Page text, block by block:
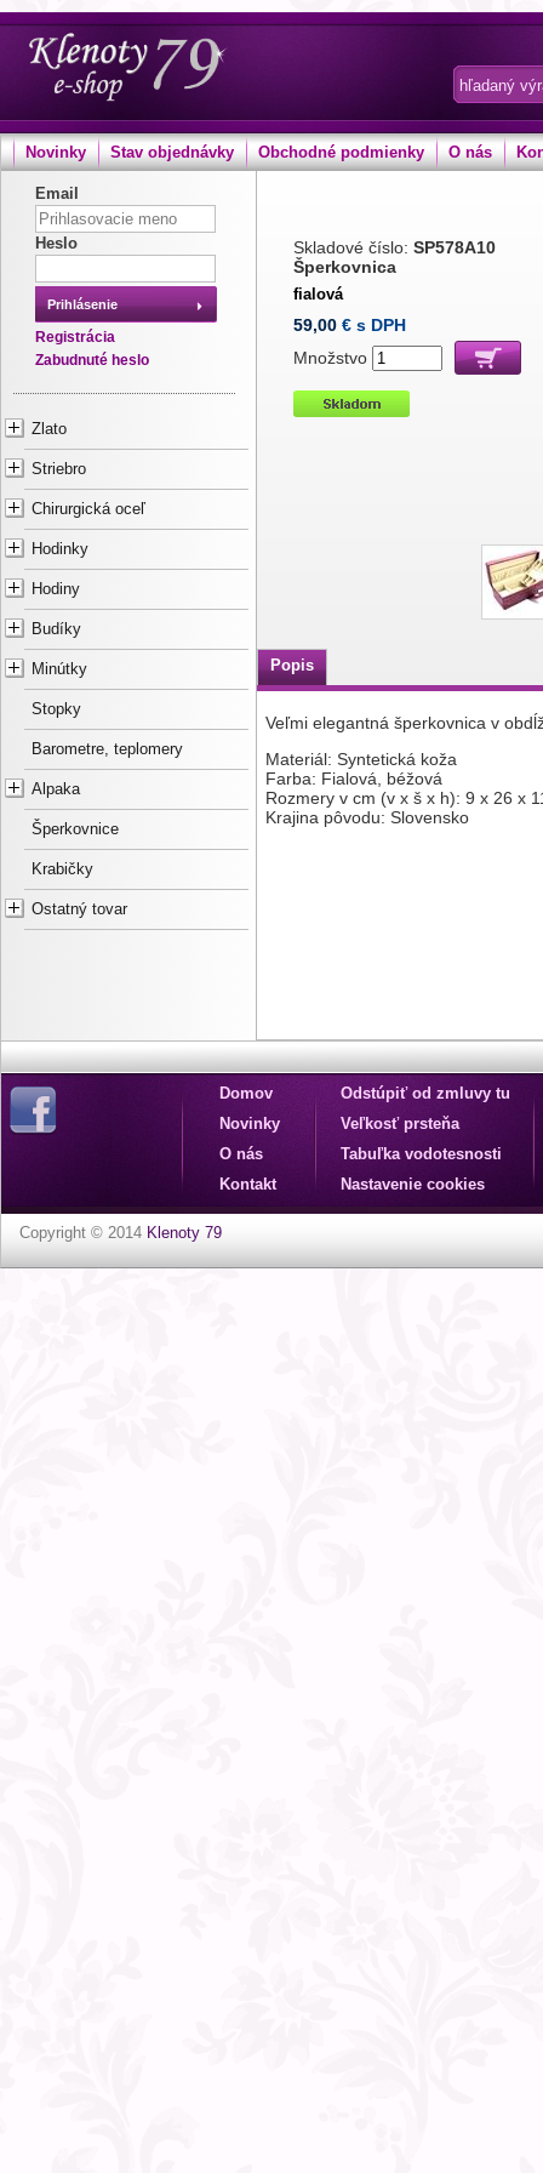
Novinky Stav objednávky Obchodné podmienky O nás
Email
Heslo
Prihlásenie
Registrácia
Zabudnuté heslo
Zlato
Striebro
Chirurgická oceľ
Hodinky
Hodiny
Budíky
Minútky
Stopky
Barometre, teplomery
Alpaka
Šperkovnice
Krabičky
Ostatný tovar
Skladové číslo: SP578A10
Šperkovnica
fialová
59,00 € s DPH
Množstvo
Popis
Veľmi elegantná šperkovnica v
Materiál: Syntetická koža
Farba: Fialová, béžová
Rozmery v cm (v x š x h): 9 x 26 x
Krajina pôvodu: Slovensko
Domov
Novinky
O nás
Kontakt
Odstúpiť od zmluvy tu
Veľkosť prsteňa
Tabuľka vodotesnosti
Nastavenie cookies
Copyright © 2014 Klenoty 79